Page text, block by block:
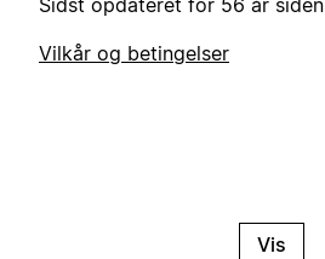
Sidst opdateret for 56 år siden
Vilkår og betingelser
Vis